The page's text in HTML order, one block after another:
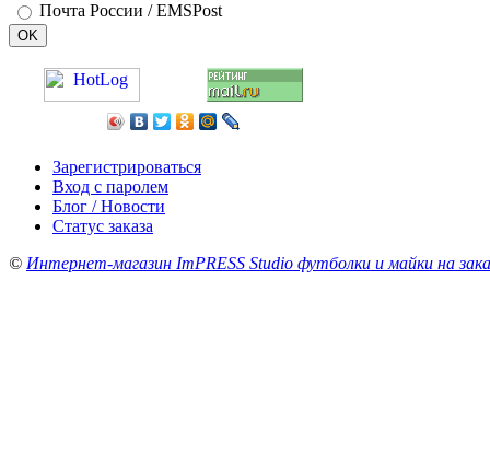
Почта России / EMSPost
Зарегистрироваться
Вход с паролем
Блог / Новости
Статус заказа
© Интернет-магазин ImPRESS Studio футболки и майки на